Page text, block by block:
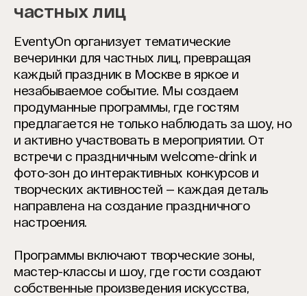
частных лиц
EventyOn организует тематические
вечеринки для частных лиц, превращая
каждый праздник в Москве в яркое и
незабываемое событие. Мы создаем
продуманные программы, где гостям
предлагается не только наблюдать за шоу, но
и активно участвовать в мероприятии. От
встречи с праздничным welcome-drink и
фото-зон до интерактивных конкурсов и
творческих активностей — каждая деталь
направлена на создание праздничного
настроения.
Программы включают творческие зоны,
мастер-классы и шоу, где гости создают
собственные произведения искусства,